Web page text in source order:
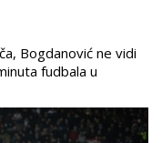
Bogdanović ne vidi
fudbala u